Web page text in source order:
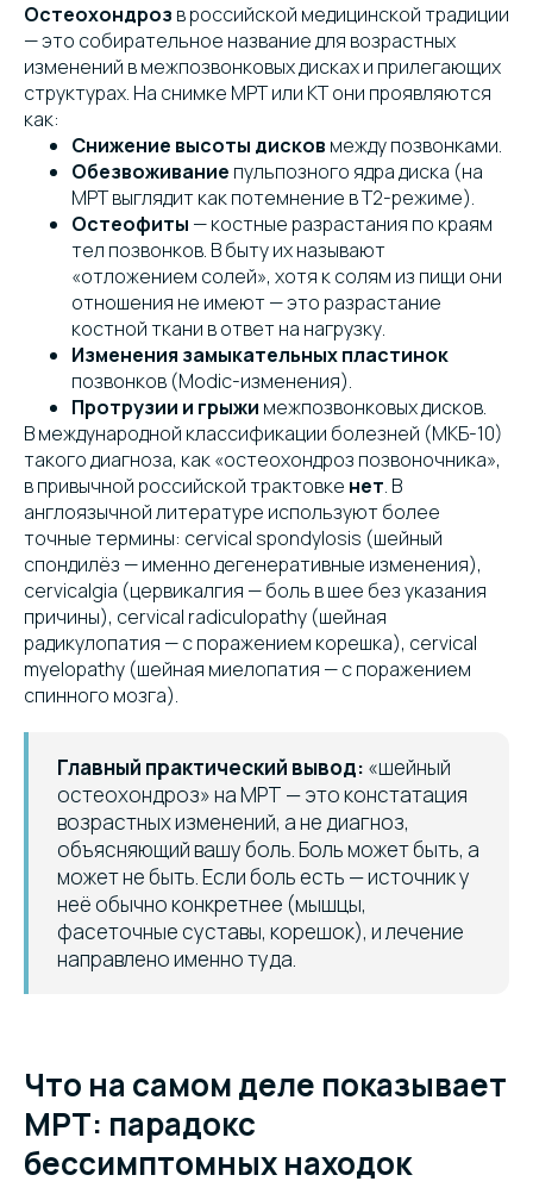
Остеохондроз в российской медицинской традиции
— это собирательное название для возрастных
изменений в межпозвонковых дисках и прилегающих
структурах. На снимке МРТ или КТ они проявляются
как:
Снижение высоты дисков между позвонками.
Обезвоживание пульпозного ядра диска (на
МРТ выглядит как потемнение в T2-режиме).
Остеофиты — костные разрастания по краям
тел позвонков. В быту их называют
«отложением солей», хотя к солям из пищи они
отношения не имеют — это разрастание
костной ткани в ответ на нагрузку.
Изменения замыкательных пластинок
позвонков (Modic-изменения).
Протрузии и грыжи межпозвонковых дисков.
В международной классификации болезней (МКБ-10)
такого диагноза, как «остеохондроз позвоночника»,
в привычной российской трактовке нет. В
англоязычной литературе используют более
точные термины: cervical spondylosis (шейный
спондилёз — именно дегенеративные изменения),
cervicalgia (цервикалгия — боль в шее без указания
причины), cervical radiculopathy (шейная
радикулопатия — с поражением корешка), cervical
myelopathy (шейная миелопатия — с поражением
спинного мозга).
Главный практический вывод: «шейный
остеохондроз» на МРТ — это констатация
возрастных изменений, а не диагноз,
объясняющий вашу боль. Боль может быть, а
может не быть. Если боль есть — источник у
неё обычно конкретнее (мышцы,
фасеточные суставы, корешок), и лечение
направлено именно туда.
Что на самом деле показывает
МРТ: парадокс
бессимптомных находок